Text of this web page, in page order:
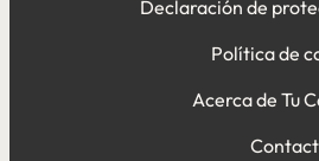
Declaración de
Política de
Acerca de Tu